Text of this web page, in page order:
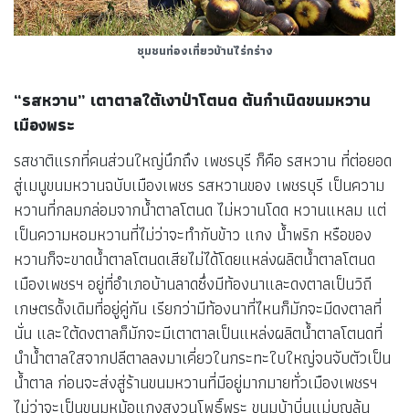
ชุมชนท่องเที่ยวบ้านไร่กร่าง
“รสหวาน” เตาตาลใต้เงาป่าโตนด ต้นกำเนิดขนมหวาน
เมืองพระ
รสชาติแรกที่คนส่วนใหญ่นึกถึง เพชรบุรี ก็คือ รสหวาน ที่ต่อยอด
สู่เมนูขนมหวานฉบับเมืองเพชร รสหวานของ เพชรบุรี เป็นความ
หวานที่กลมกล่อมจากน้ำตาลโตนด ไม่หวานโดด หวานแหลม แต่
เป็นความหอมหวานที่ไม่ว่าจะทำกับข้าว แกง น้ำพริก หรือของ
หวานก็จะขาดน้ำตาลโตนดเสียไม่ได้โดยแหล่งผลิตน้ำตาลโตนด
เมืองเพชรฯ อยู่ที่อำเภอบ้านลาดซึ่งมีท้องนาและดงตาลเป็นวิถี
เกษตรดั้งเดิมที่อยู่คู่กัน เรียกว่ามีท้องนาที่ไหนก็มักจะมีดงตาลที่
นั่น และใต้ดงตาลก็มักจะมีเตาตาลเป็นแหล่งผลิตน้ำตาลโตนดที่
นำน้ำตาลใสจากปลีตาลลงมาเคี่ยวในกระทะใบใหญ่จนจับตัวเป็น
น้ำตาล ก่อนจะส่งสู่ร้านขนมหวานที่มีอยู่มากมายทั่วเมืองเพชรฯ
ไม่ว่าจะเป็นขนมหม้อแกงสงวนโพธิ์พระ ขนมบ้าบิ่นแม่บุญล้น